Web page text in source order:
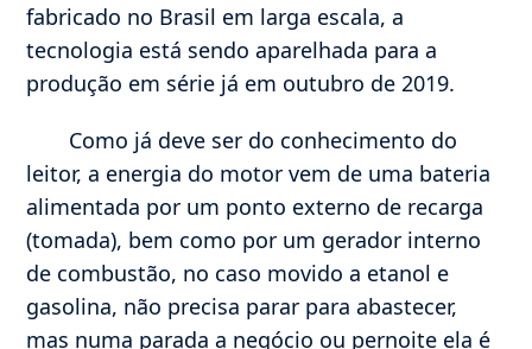
fabricado no Brasil em larga escala, a
tecnologia está sendo aparelhada para a
produção em série já em outubro de 2019.
Como já deve ser do conhecimento do
leitor, a energia do motor vem de uma bateria
alimentada por um ponto externo de recarga
(tomada), bem como por um gerador interno
de combustão, no caso movido a etanol e
gasolina, não precisa parar para abastecer,
mas numa parada a negócio ou pernoite ela é